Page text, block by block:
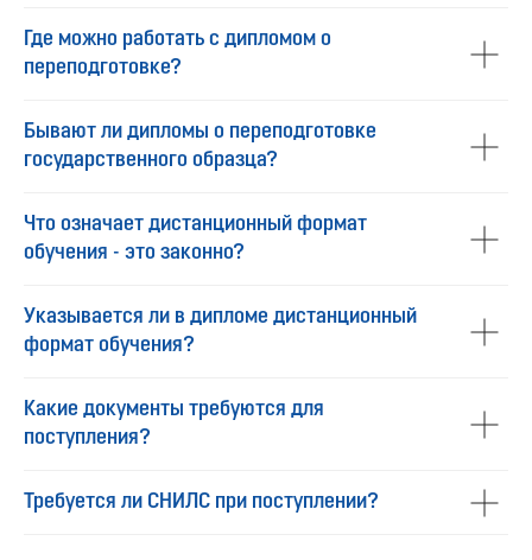
Где можно работать с дипломом о
переподготовке?
Бывают ли дипломы о переподготовке
государственного образца?
Что означает дистанционный формат
обучения - это законно?
Указывается ли в дипломе дистанционный
формат обучения?
Какие документы требуются для
поступления?
Требуется ли СНИЛС при поступлении?